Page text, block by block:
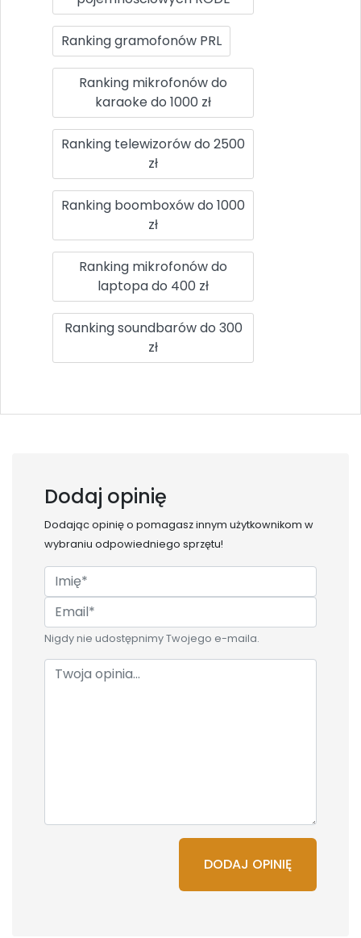
Ranking gramofonów PRL
Ranking mikrofonów do
karaoke do 1000 zł
Ranking telewizorów do 2500
zł
Ranking boomboxów do 1000
zł
Ranking mikrofonów do
laptopa do 400 zł
Ranking soundbarów do 300
zł
Dodaj opinię
Dodając opinię o pomagasz innym użytkownikom w
wybraniu odpowiedniego sprzętu!
Nigdy nie udostępnimy Twojego e-maila.
DODAJ OPINIĘ